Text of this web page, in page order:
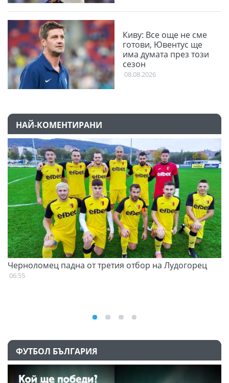
Киву: Все още не сме
готови, Ювентус ще
има думата през този
сезон
08.08.2026
НАЙ-КОМЕНТИРАНИ
Черноломец падна от третия отбор на Лудогорец
06:55
ФУТБОЛ БЪЛГАРИЯ